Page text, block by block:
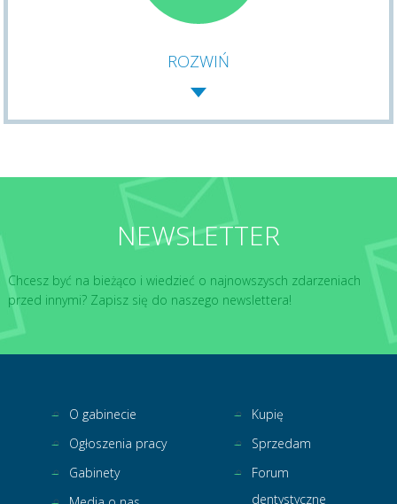
ROZWIŃ
NEWSLETTER
Chcesz być na bieżąco i wiedzieć o najnowszysch zdarzeniach
przed innymi? Zapisz się do naszego newslettera!
O gabinecie
Ogłoszenia pracy
Gabinety
Kupię
Sprzedam
Forum
dentystyczne